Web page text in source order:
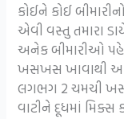
કોઈને કોઈ
એવી વસ્તુ તમારા
અનેક બીમારીઓ
ખસખસ ખાવાથી
લગભગ 2 ચમચી
વાટીને દૂધમાં મિક્સ